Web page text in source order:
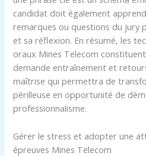
candidat doit également
remarques ou questions du
et sa réflexion. En résumé, les
oraux Mines Telecom
demande entraînement et
maîtrise qui permettra de
périlleuse en opportunité de
professionnalisme.
Gérer le stress et adopter une
épreuves Mines Telecom